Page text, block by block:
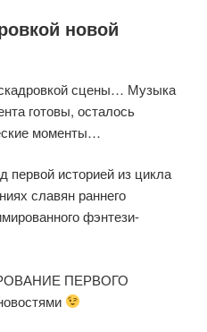
новой
сцены… Музыка
готовы, осталось
моменты…
историей из цикла
славян раннего
фэнтези-
ПЕРВОГО